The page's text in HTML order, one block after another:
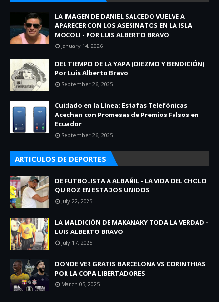
LA IMAGEN DE DANIEL SALCEDO VUELVE A
APARECER CON LOS ASESINATOS EN LA ISLA
MOCOLI - POR LUIS ALBERTO BRAVO
January 14, 2026
DEL TIEMPO DE LA YAPA (DIEZMO Y BENDICIÓN)
Por Luis Alberto Bravo
September 26, 2025
Cuidado en la Línea: Estafas Telefónicas
Acechan con Promesas de Premios Falsos en
Ecuador
September 26, 2025
ARTICULOS DE DEPORTES
DE FUTBOLISTA A ALBAÑIL - LA VIDA DEL CHOLO
QUIROZ EN ESTADOS UNIDOS
July 22, 2025
LA MALDICIÓN DE MAKANAKY TODA LA VERDAD -
LUIS ALBERTO BRAVO
July 17, 2025
DONDE VER GRATIS BARCELONA VS CORINTHIAS
POR LA COPA LIBERTADORES
March 05, 2025